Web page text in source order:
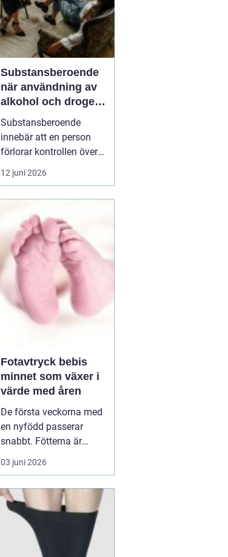
Substansberoende
när användning av
alkohol och droger
tar över vardagen
Substansberoende
innebär att en person
förlorar kontrollen över
sin konsumtion av
alkohol, läkemedel eller
användning och
återhämtning. Relationer,
arbete, hälsa och
självkänsla påverkas
steg för steg, ofta...
12 juni 2026
Fotavtryck bebis
minnet som växer i
värde med åren
De första veckorna med
en nyfödd passerar
snabbt. Fötterna är
pyttesmå, huden är mjuk
och varje liten rynka
föräldrar vill fånga den
här tiden på ett sätt som
håller längre än
mobilbilder. Ett
fotavt...
03 juni 2026